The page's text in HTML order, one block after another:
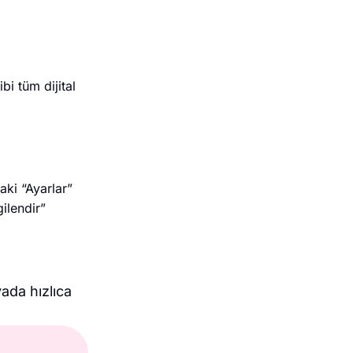
tüm dijital
“Ayarlar”
hızlıca